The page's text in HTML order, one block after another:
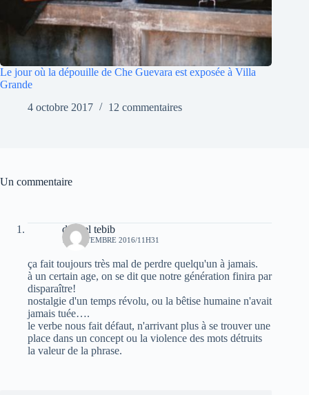
Le jour où la dépouille de Che Guevara est exposée à Villa
Grande
4 octobre 2017
12 commentaires
Un commentaire
djamel tebib
19 SEPTEMBRE 2016/11H31
ça fait toujours très mal de perdre quelqu'un à jamais.
à un certain age, on se dit que notre génération finira par
disparaître!
nostalgie d'un temps révolu, ou la bêtise humaine n'avait
jamais tuée….
le verbe nous fait défaut, n'arrivant plus à se trouver une
place dans un concept ou la violence des mots détruits
la valeur de la phrase.